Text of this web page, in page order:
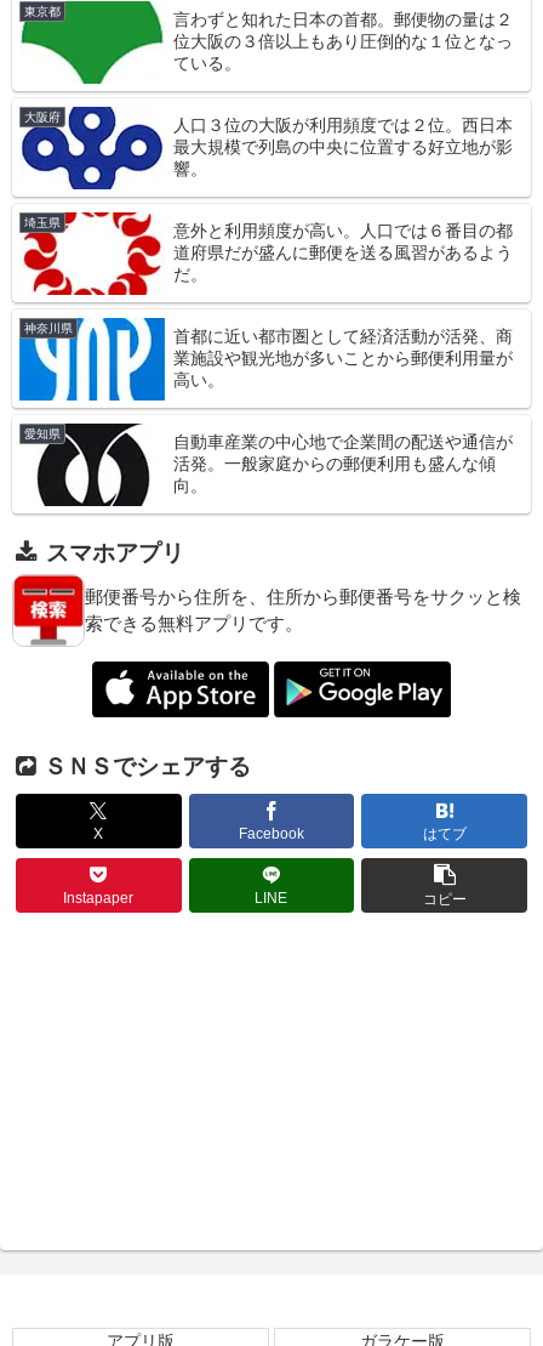
東京都
言わずと知れた日本の首都。郵便物の量は２
位大阪の３倍以上もあり圧倒的な１位となっ
ている。
大阪府
人口３位の大阪が利用頻度では２位。西日本
最大規模で列島の中央に位置する好立地が影
響。
埼玉県
意外と利用頻度が高い。人口では６番目の都
道府県だが盛んに郵便を送る風習があるよう
だ。
神奈川県
首都に近い都市圏として経済活動が活発、商
業施設や観光地が多いことから郵便利用量が
高い。
愛知県
自動車産業の中心地で企業間の配送や通信が
活発。一般家庭からの郵便利用も盛んな傾
向。
スマホアプリ
郵便番号から住所を、住所から郵便番号をサクッと検
索できる無料アプリです。
ＳＮＳでシェアする
X Facebook はてブ
Instapaper LINE コピー
アプリ版 ガラケー版